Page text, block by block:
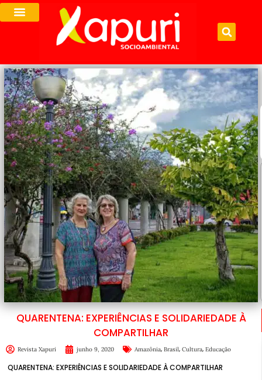
QUARENTENA: EXPERIÊNCIAS E SOLIDARIEDADE À
COMPARTILHAR
Revista Xapuri junho 9, 2020 Amazônia, Brasil, Cultura, Educação
QUARENTENA: EXPERIÊNCIAS E SOLIDARIEDADE À COMPARTILHAR